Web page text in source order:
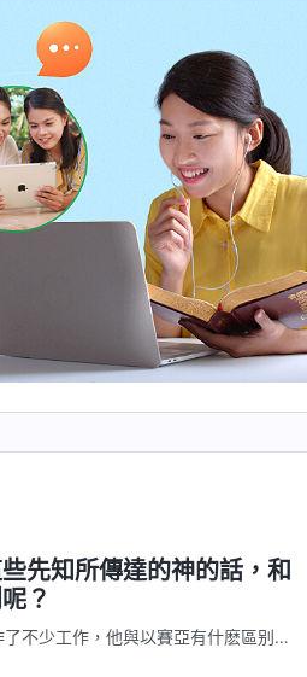
先知所傳達的神的話，和
？
不少工作，他與以賽亞有什麽區别？